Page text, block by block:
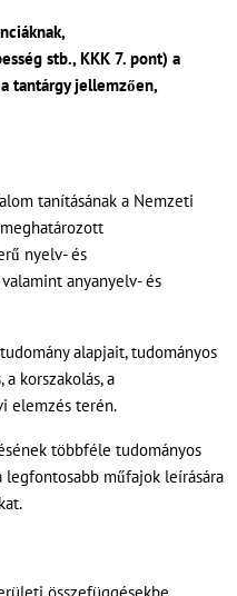
stb., KKK 7. pont) a
tantárgy jellemzően,
tanításának a Nemzeti
nyelv- és
anyanyelv- és
alapjait, tudományos
korszakolás, a
elemzés terén.
többféle tudományos
legfontosabb műfajok leírására